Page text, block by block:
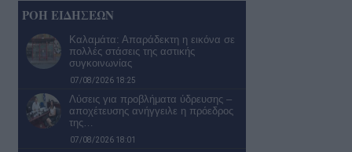
ΡΟΗ ΕΙΔΗΣΕΩΝ
Καλαμάτα: Απαράδεκτη η εικόνα σε
πολλές στάσεις της αστικής
συγκοινωνίας
07/08/2026 18:25
Λύσεις για προβλήματα ύδρευσης –
αποχέτευσης ανήγγειλε η πρόεδρος
της…
07/08/2026 18:01